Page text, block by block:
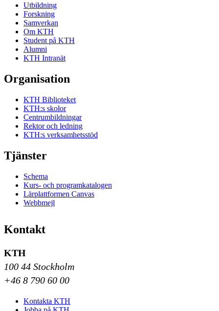
Utbildning
Forskning
Samverkan
Om KTH
Student på KTH
Alumni
KTH Intranät
Organisation
KTH Biblioteket
KTH:s skolor
Centrumbildningar
Rektor och ledning
KTH:s verksamhetsstöd
Tjänster
Schema
Kurs- och programkatalogen
Lärplattformen Canvas
Webbmejl
Kontakt
KTH
100 44 Stockholm
+46 8 790 60 00
Kontakta KTH